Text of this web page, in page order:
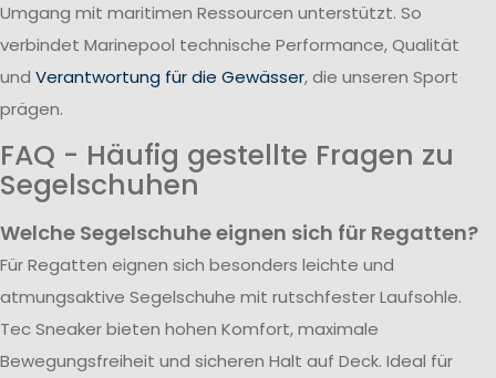
Umgang mit maritimen Ressourcen unterstützt. So
verbindet Marinepool technische Performance, Qualität
und Verantwortung für die Gewässer, die unseren Sport
prägen.
FAQ - Häufig gestellte Fragen zu
Segelschuhen
Welche Segelschuhe eignen sich für Regatten?
Für Regatten eignen sich besonders leichte und
atmungsaktive Segelschuhe mit rutschfester Laufsohle.
Tec Sneaker bieten hohen Komfort, maximale
Bewegungsfreiheit und sicheren Halt auf Deck. Ideal für